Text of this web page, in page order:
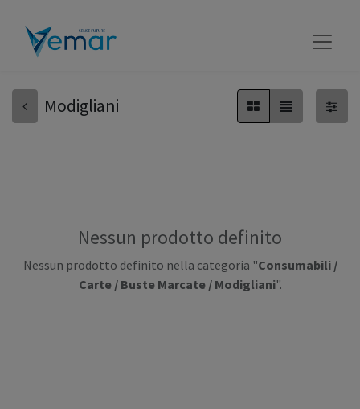
Modigliani
Nessun prodotto definito
Nessun prodotto definito nella categoria "Consumabili /
Carte / Buste Marcate / Modigliani".